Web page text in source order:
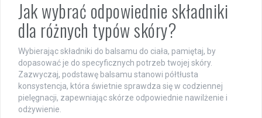
Jak wybrać odpowiednie składniki
dla różnych typów skóry?
Wybierając składniki do balsamu do ciała, pamiętaj, by
dopasować je do specyficznych potrzeb twojej skóry.
Zazwyczaj, podstawę balsamu stanowi półtłusta
konsystencja, która świetnie sprawdza się w codziennej
pielęgnacji, zapewniając skórze odpowiednie nawilżenie i
odżywienie.